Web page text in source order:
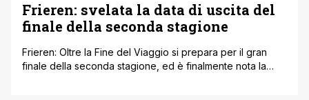
Frieren: svelata la data di uscita del
finale della seconda stagione
Frieren: Oltre la Fine del Viaggio si prepara per il gran
finale della seconda stagione, ed è finalmente nota la